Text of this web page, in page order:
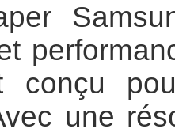
conçu
une